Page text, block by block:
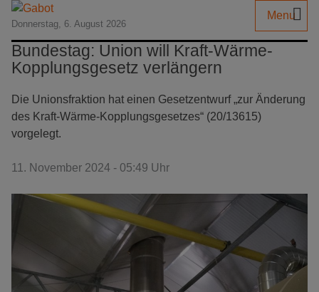
Donnerstag, 6. August 2026
Menu
Bundestag: Union will Kraft-Wärme-
Kopplungsgesetz verlängern
Die Unionsfraktion hat einen Gesetzentwurf „zur Änderung
des Kraft-Wärme-Kopplungsgesetzes“ (20/13615)
vorgelegt.
11. November 2024 - 05:49 Uhr